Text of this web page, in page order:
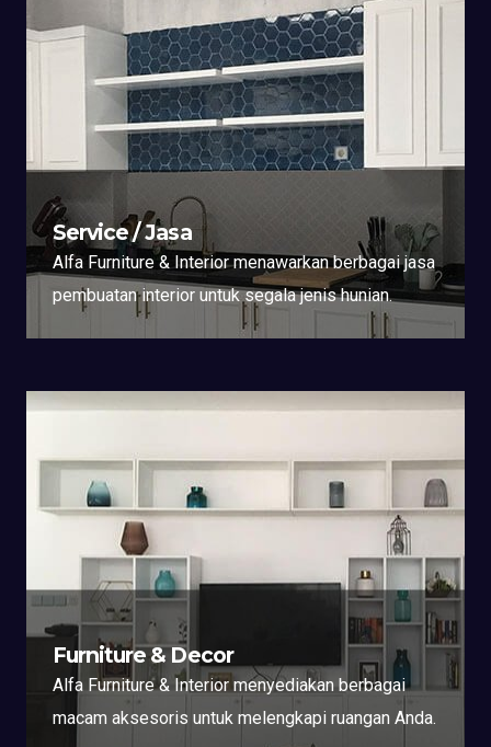
Service / Jasa
Alfa Furniture & Interior menawarkan berbagai jasa
pembuatan interior untuk segala jenis hunian.
Furniture & Decor
Alfa Furniture & Interior menyediakan berbagai
macam aksesoris untuk melengkapi ruangan Anda.